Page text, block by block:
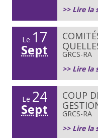
>> Lire la
Le 17
Sept
GRCS-RA
>> Lire la
Le 24
Sept
COUP
GRCS-RA
>> Lire la